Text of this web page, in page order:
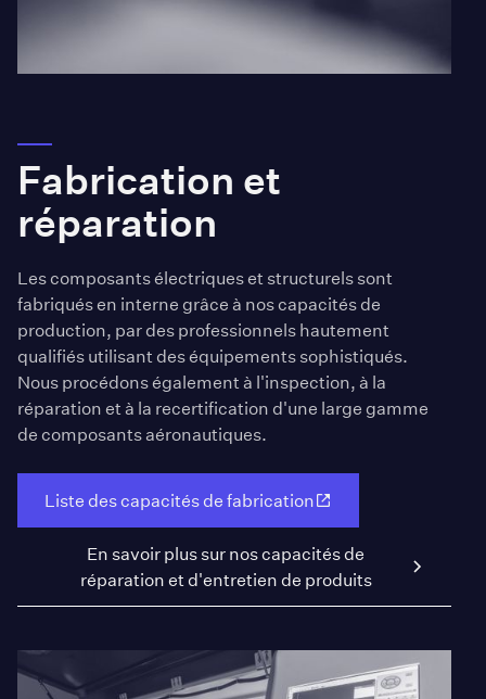
Fabrication et
réparation
Les composants électriques et structurels sont
fabriqués en interne grâce à nos capacités de
production, par des professionnels hautement
qualifiés utilisant des équipements sophistiqués.
Nous procédons également à l'inspection, à la
réparation et à la recertification d'une large gamme
de composants aéronautiques.
Liste des capacités de fabrication
En savoir plus sur nos capacités de
réparation et d'entretien de produits